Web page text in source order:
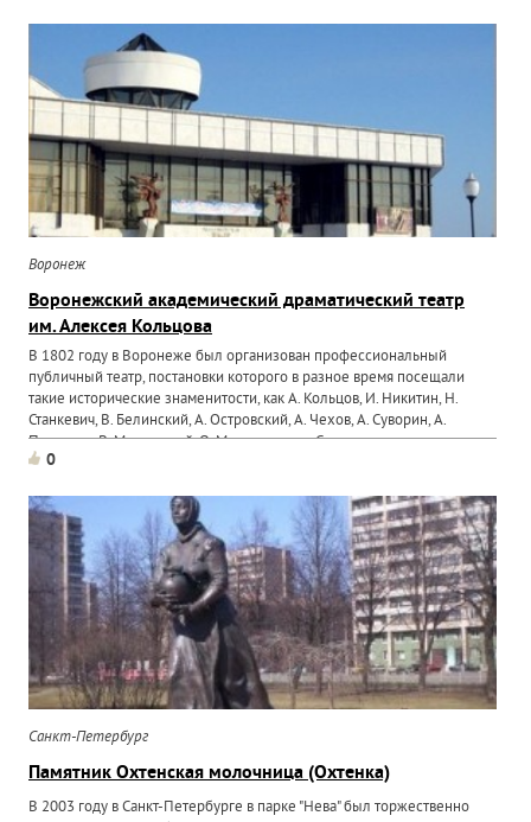
Воронеж
Воронежский академический драматический театр
им. Алексея Кольцова
В 1802 году в Воронеже был организован профессиональный
публичный театр, постановки которого в разное время посещали
такие исторические знаменитости, как А. Кольцов, И. Никитин, Н.
Станкевич, В. Белинский, А. Островский, А. Чехов, А. Суворин, А.
Платонов, В. Маяковский, О. Мандельштам. Среди...
0
Санкт-Петербург
Памятник Охтенская молочница (Охтенка)
В 2003 году в Санкт-Петербурге в парке "Нева" был торжественно